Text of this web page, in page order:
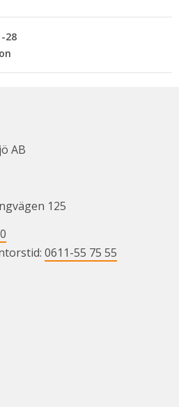
28
AB
125
0611-55 75 55
webbplats.
webbplats.